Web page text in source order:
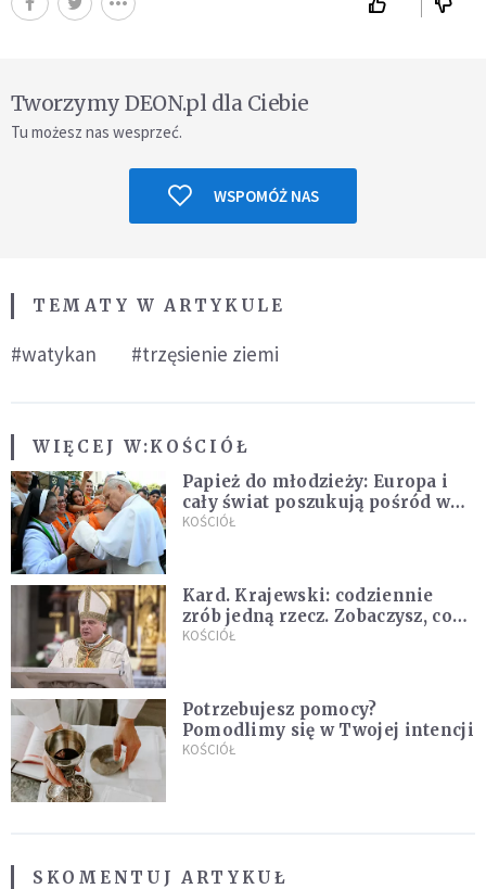
Tworzymy DEON.pl dla Ciebie
Tu możesz nas wesprzeć.
WSPOMÓŻ NAS
TEMATY W ARTYKULE
#watykan #trzęsienie ziemi
WIĘCEJ W:KOŚCIÓŁ
Papież do młodzieży: Europa i
cały świat poszukują pośród was
nowych świętych
KOŚCIÓŁ
Kard. Krajewski: codziennie
zrób jedną rzecz. Zobaczysz, co
stanie się z twoim życiem
KOŚCIÓŁ
Potrzebujesz pomocy?
Pomodlimy się w Twojej intencji
KOŚCIÓŁ
SKOMENTUJ ARTYKUŁ